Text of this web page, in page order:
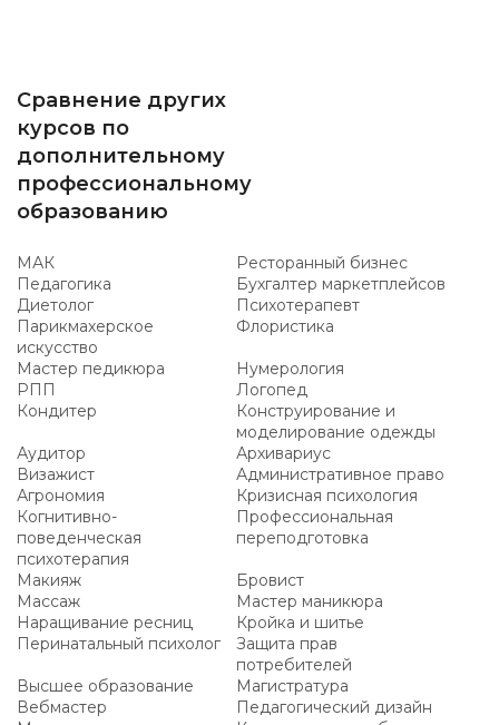
Сравнение других
курсов по
дополнительному
профессиональному
образованию
МАК
Ресторанный бизнес
Педагогика
Бухгалтер маркетплейсов
Диетолог
Психотерапевт
Парикмахерское
искусство
Флористика
Мастер педикюра
Нумерология
РПП
Логопед
Кондитер
Конструирование и
моделирование одежды
Аудитор
Архивариус
Визажист
Административное право
Агрономия
Кризисная психология
Когнитивно-
поведенческая
психотерапия
Профессиональная
переподготовка
Макияж
Бровист
Массаж
Мастер маникюра
Наращивание ресниц
Кройка и шитье
Перинатальный психолог
Защита прав
потребителей
Высшее образование
Магистратура
Вебмастер
Педагогический дизайн